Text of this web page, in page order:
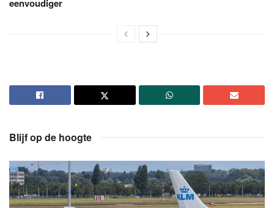
eenvoudiger
Blijf op de hoogte